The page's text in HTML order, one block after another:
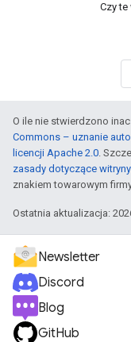
Czy
O ile nie stwierdzono
Commons – uznanie
licencji Apache 2.0.
zasady dotyczące
znakiem towarowym
Ostatnia aktualizacja:
Newsletter
Discord
Blog
GitHub